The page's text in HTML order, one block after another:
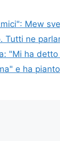
Mew
Tutti ne
"Mi ha detto
e ha